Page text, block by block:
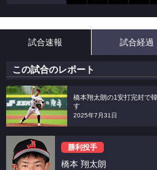
試合速報 試合経過
この試合のレポート
橋本翔太朗の1安打完封で
す
2025年7月31日
勝利投手
橋本 翔太朗